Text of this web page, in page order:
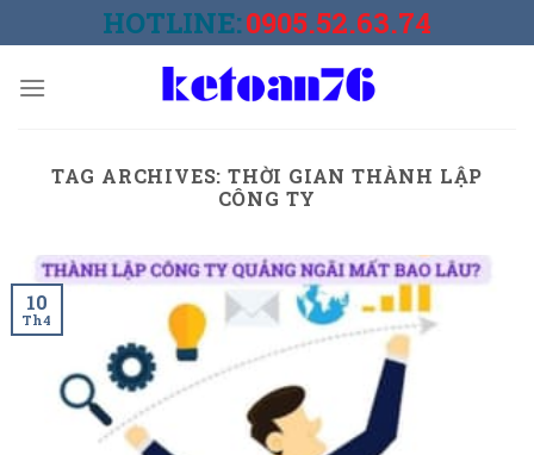
to
HOTLINE:0905.52.63.74
TAG ARCHIVES: THỜI GIAN THÀNH LẬP
CÔNG TY
10
Th4